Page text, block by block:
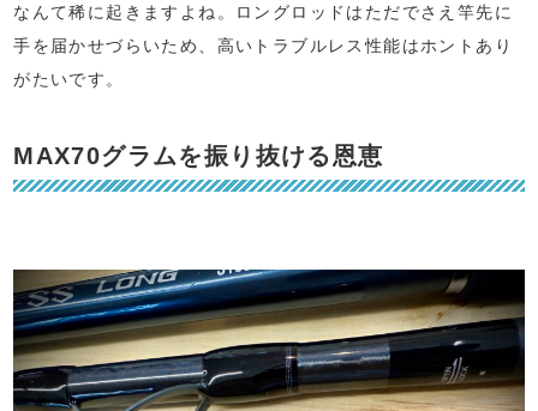
なんて稀に起きますよね。ロングロッドはただでさえ竿先に
手を届かせづらいため、高いトラブルレス性能はホントあり
がたいです。
MAX70グラムを振り抜ける恩恵